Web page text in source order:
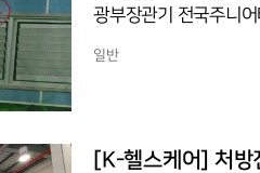
광부장관기 전국주니
이 됐고 국내 대회 우
일반
[K-헬스케어] 처방